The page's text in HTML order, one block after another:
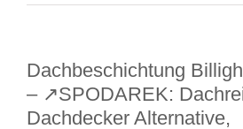
Dachbeschichtung
– ↗️SPODAREK:
Dachdecker Alternative,